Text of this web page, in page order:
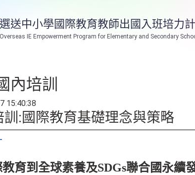
選送中小學國際教育教師出國入班培力
Overseas IE Empowerment Program for Elementary and Secondary
內培訓
15:40:38
訓:國際教育基礎理念與策略
育到全球素養及SDGs聯合國永續